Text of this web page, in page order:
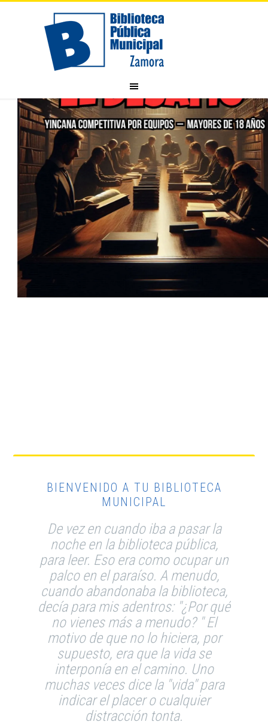
BIENVENIDO A TU BIBLIOTECA
MUNICIPAL
De vez en cuando iba a pasar la
noche en la biblioteca pública,
para leer. Eso era como ocupar un
palco en el paraíso. A menudo,
cuando abandonaba la biblioteca,
decía para mis adentros: "¿Por qué
no vienes más a menudo? " El
motivo de que no lo hiciera, por
supuesto, era que la vida se
interponía en el camino. Uno
muchas veces dice la "vida" para
indicar el placer o cualquier
distracción tonta.